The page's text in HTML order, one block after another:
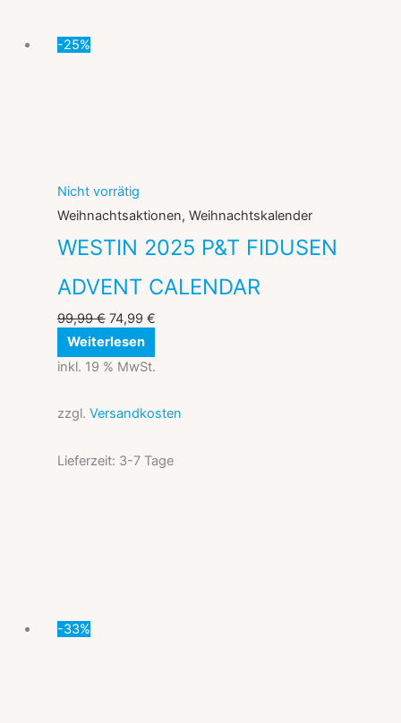
-25%
Nicht vorrätig
Weihnachtsaktionen, Weihnachtskalender
WESTIN 2025 P&T FIDUSEN
ADVENT CALENDAR
99,99€ 74,99 €
Weiterlesen
inkl. 19 % MwSt.
zzgl. Versandkosten
Lieferzeit: 3-7 Tage
-33%